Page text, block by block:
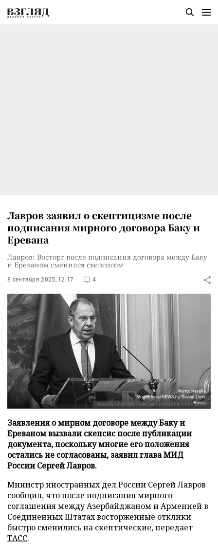
Лавров заявил о скептицизме после
подписания мирного договора Баку и
Еревана
Лавров: Восторг после подписания договора между Баку
и Ереваном сменился скепсисом
8 сентября 2025, 12:17 4
Фото: Natalia
Shatokhina/NEWS.ru/Global Look
Press
Заявления о мирном договоре между Баку и
Ереваном вызвали скепсис после публикации
документа, поскольку многие его положения
остались не согласованы, заявил глава МИД
России Сергей Лавров.
Министр иностранных дел России Сергей Лавров
сообщил, что после подписания мирного
соглашения между Азербайджаном и Арменией в
Соединенных Штатах восторженные отклики
быстро сменились на скептические, передает
ТАСС.